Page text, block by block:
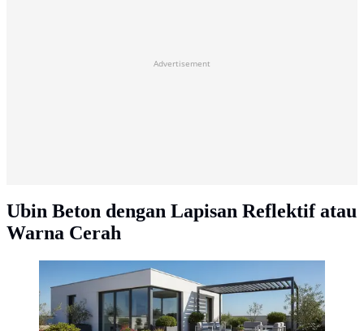
Advertisement
Ubin Beton dengan Lapisan Reflektif atau
Warna Cerah